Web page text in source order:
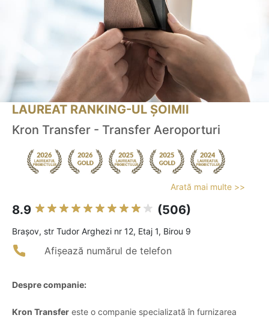
LAUREAT RANKING-UL ȘOIMII
Kron Transfer - Transfer Aeroporturi
Arată mai multe >>
8.9 (506)
Braşov, str Tudor Arghezi nr 12, Etaj 1, Birou 9
Afișează numărul de telefon
Despre companie:
Kron Transfer este o companie specializată în furnizarea